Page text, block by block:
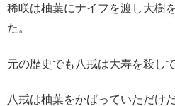
稀咲は柚葉にナイフを渡し大樹
た。
元の歴史でも八戒は大寿を殺し
八戒は柚葉をかばっていただけだ